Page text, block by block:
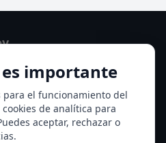
importante
para el funcionamiento del
de analítica para
aceptar, rechazar o